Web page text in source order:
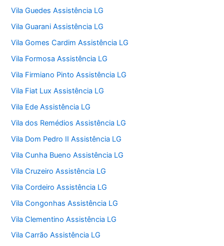
Vila Guedes Assistência LG
Vila Guarani Assistência LG
Vila Gomes Cardim Assistência LG
Vila Formosa Assistência LG
Vila Firmiano Pinto Assistência LG
Vila Fiat Lux Assistência LG
Vila Ede Assistência LG
Vila dos Remédios Assistência LG
Vila Dom Pedro II Assistência LG
Vila Cunha Bueno Assistência LG
Vila Cruzeiro Assistência LG
Vila Cordeiro Assistência LG
Vila Congonhas Assistência LG
Vila Clementino Assistência LG
Vila Carrão Assistência LG